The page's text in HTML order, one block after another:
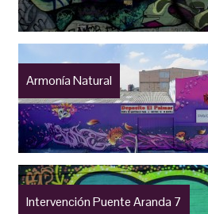
Armonía Natural
Intervención Puente Aranda 7